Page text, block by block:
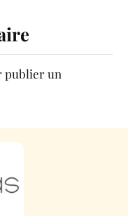
publier un